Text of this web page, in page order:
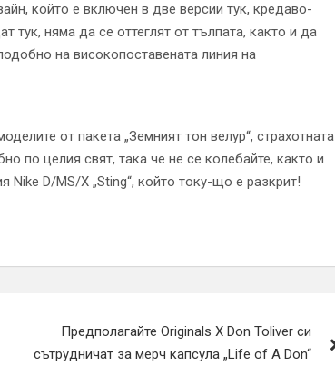
който е включен в две версии тук, кредаво-
тук, няма да се оттеглят от тълпата, както и да
на високопоставената линия на
от пакета „Земният тон велур“, страхотната
по целия свят, така че не се колебайте, както и
D/MS/X „Sting“, който току-що е разкрит!
Предполагайте Originals X Don Toliver си
сътрудничат за мерч капсула „Life of A Don“